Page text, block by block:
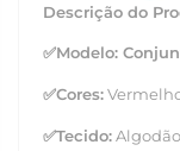
Descrição do
✅Modelo:
✅Cores:
✅Tecido: